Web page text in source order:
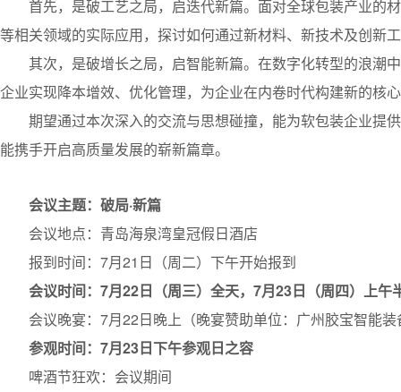
首先，是破工艺之局，启迭代新篇。面对全球包装产业的
等相关领域的实际应用，探讨如何通过新材料、新技术及创新
其次，是破增长之局，启智能新篇。在数字化转型的浪潮
企业实现降本增效、优化管理，为企业在内卷时代构建新的核
期望通过本次深入的交流与思想碰撞，能为软包装企业提
能携手开启高质量发展的崭新篇章。
会议主题：破局·新篇
会议地点：青岛海泉湾皇冠假日酒店
报到时间：7月21日（周二）下午开始报到
会议时间：7月22日（周三）全天，7月23日（周四）上午
会议晚宴：7月22日晚上（晚宴赞助单位：广州胶宝智能
参观时间：7月23日下午参观日之容
啤酒节狂欢：会议期间